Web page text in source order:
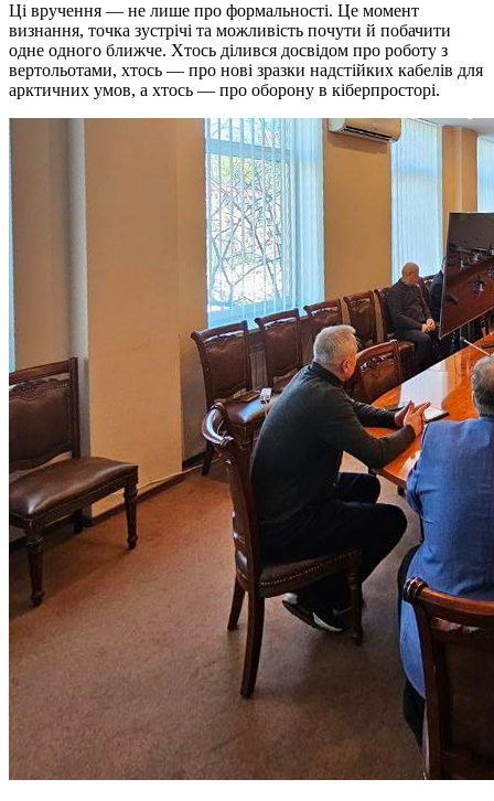
Ці вручення — не лише про формальності. Це момент
визнання, точка зустрічі та можливість почути й побачити
одне одного ближче. Хтось ділився досвідом про роботу з
вертольотами, хтось — про нові зразки надстійких кабелів для
арктичних умов, а хтось — про оборону в кіберпросторі.